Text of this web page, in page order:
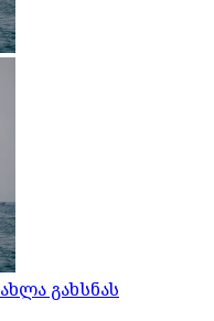
გახსნას